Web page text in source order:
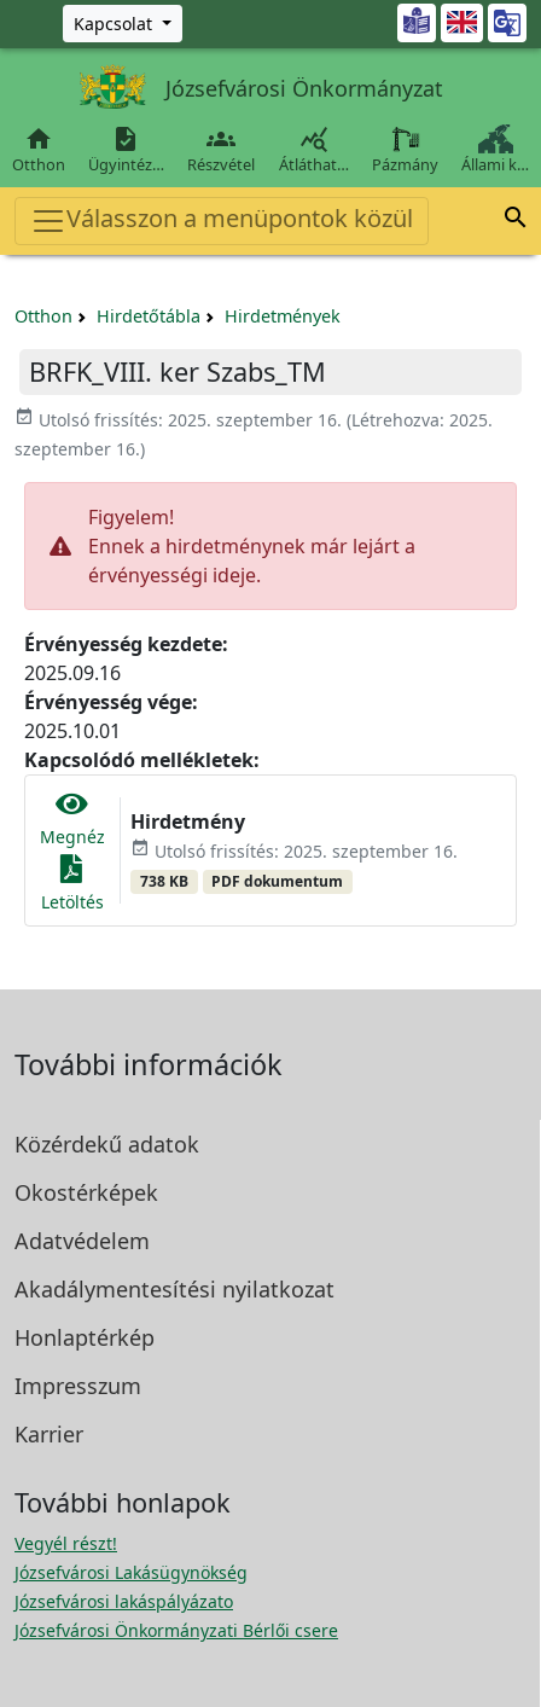
Ugrás a fő tartalomra
Kapcsolat 
Józsefvárosi Önkormányzat

Otthon

Ügyintéz…

Részvétel

Átláthat… Pázmány Állami k…
Válasszon a menüpontok közül 
Otthon Hirdetőtábla Hirdetmények
BRFK_VIII. ker Szabs_TM
event_available Utolsó frissítés: 2025. szeptember 16. (Létrehozva: 2025.
szeptember 16.)
Figyelem!
Ennek a hirdetménynek már lejárt a
érvényességi ideje.
Érvényesség kezdete:
2025.09.16
Érvényesség vége:
2025.10.01
Kapcsolódó mellékletek:
Megnéz
Letöltés
Hirdetmény
event_available Utolsó frissítés: 2025. szeptember 16.
738 KB PDF dokumentum
További információk
Közérdekű adatok
Okostérképek
Adatvédelem
Akadálymentesítési nyilatkozat
Honlaptérkép
Impresszum
Karrier
További honlapok
Vegyél részt!
Józsefvárosi Lakásügynökség
Józsefvárosi lakáspályázato
Józsefvárosi Önkormányzati Bérlői csere